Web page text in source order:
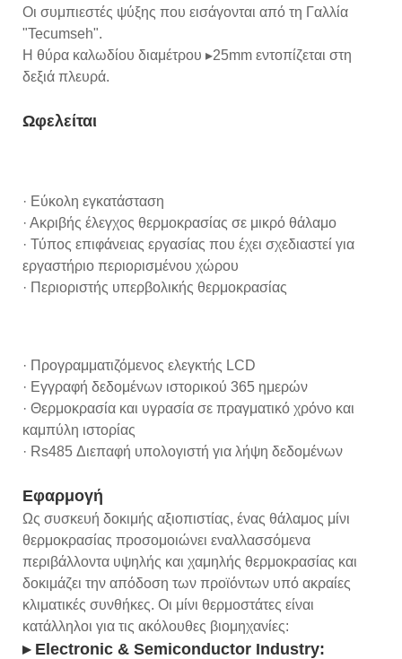
Οι συμπιεστές ψύξης που εισάγονται από τη Γαλλία
"Tecumseh".
Η θύρα καλωδίου διαμέτρου ▸25mm εντοπίζεται στη
δεξιά πλευρά.
Ωφελείται
· Εύκολη εγκατάσταση
· Ακριβής έλεγχος θερμοκρασίας σε μικρό θάλαμο
· Τύπος επιφάνειας εργασίας που έχει σχεδιαστεί για
εργαστήριο περιορισμένου χώρου
· Περιοριστής υπερβολικής θερμοκρασίας
· Προγραμματιζόμενος ελεγκτής LCD
· Εγγραφή δεδομένων ιστορικού 365 ημερών
· Θερμοκρασία και υγρασία σε πραγματικό χρόνο και
καμπύλη ιστορίας
· Rs485 Διεπαφή υπολογιστή για λήψη δεδομένων
Εφαρμογή
Ως συσκευή δοκιμής αξιοπιστίας, ένας θάλαμος μίνι
θερμοκρασίας προσομοιώνει εναλλασσόμενα
περιβάλλοντα υψηλής και χαμηλής θερμοκρασίας και
δοκιμάζει την απόδοση των προϊόντων υπό ακραίες
κλιματικές συνθήκες. Οι μίνι θερμοστάτες είναι
κατάλληλοι για τις ακόλουθες βιομηχανίες:
▸ Electronic & Semiconductor Industry: